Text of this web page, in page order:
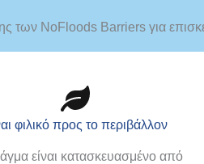
των NoFloods Barriers για
φιλικό προς το περιβάλλον
είναι κατασκευασμένο από